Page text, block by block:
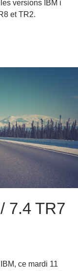
versions IBM i
et TR2.
7.4 TR8
7.4 TR7
ce mardi 11